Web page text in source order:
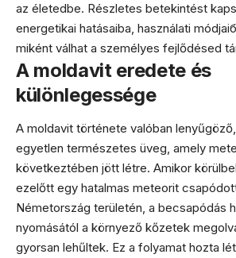
az életedbe. Részletes betekintést
energetikai hatásaiba, használati
miként válhat a személyes fejlődésed
A moldavit eredete és
különlegessége
A moldavit története valóban
egyetlen természetes üveg, amely
következtében jött létre. Amikor
ezelőtt egy hatalmas meteorit
Németország területén, a becsapódás
nyomásától a környező kőzetek
gyorsan lehűltek. Ez a folyamat hozta